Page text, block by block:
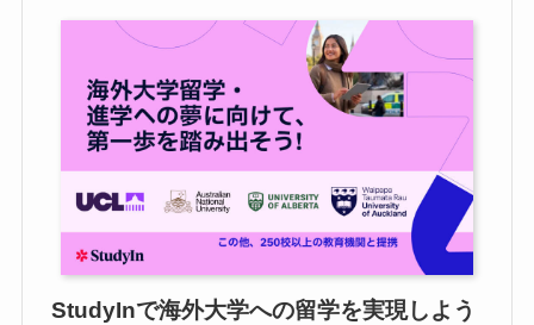
StudyInで海外大学への留学を実現しよう